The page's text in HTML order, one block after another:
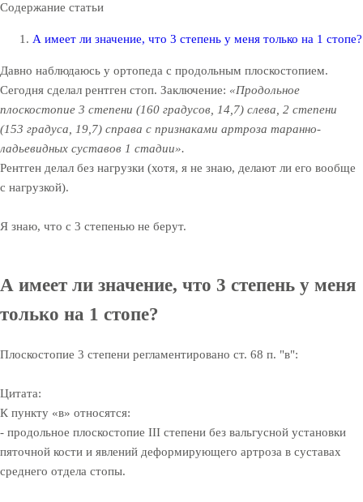
Содержание статьи
А имеет ли значение, что 3 степень у меня только на 1 стопе?
Давно наблюдаюсь у ортопеда с продольным плоскостопием.
Сегодня сделал рентген стоп. Заключение: «Продольное
плоскостопие 3 степени (160 градусов, 14,7) слева, 2 степени
(153 градуса, 19,7) справа с признаками артроза таранно-
ладьевидных суставов 1 стадии».
Рентген делал без нагрузки (хотя, я не знаю, делают ли его вообще
с нагрузкой).
Я знаю, что с 3 степенью не берут.
А имеет ли значение, что 3 степень у меня
только на 1 стопе?
Плоскостопие 3 степени регламентировано ст. 68 п. "в":
Цитата:
К пункту «в» относятся:
- продольное плоскостопие III степени без вальгусной установки
пяточной кости и явлений деформирующего артроза в суставах
среднего отдела стопы.